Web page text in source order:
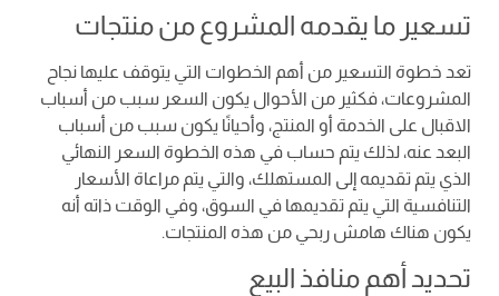
تسعير ما يقدمه المشروع من منتجات
تعد خطوة التسعير من أهم الخطوات التي يتوقف عليها نجاح
المشروعات، فكثير من الأحوال يكون السعر سبب من أسباب
الاقبال على الخدمة أو المنتج، وأحيانًا يكون سبب من أسباب
البعد عنه، لذلك يتم حساب في هذه الخطوة السعر النهائي
الذي يتم تقديمه إلى المستهلك، والتي يتم مراعاة الأسعار
التنافسية التي يتم تقديمها في السوق، وفي الوقت ذاته أنه
يكون هناك هامش ربحي من هذه المنتجات.
تحديد أهم منافذ البيع